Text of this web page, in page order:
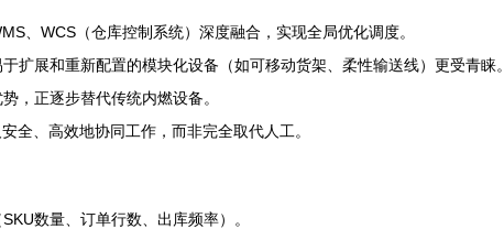
、WCS（仓库控制系统）深度融合，实现全局优化调度。
扩展和重新配置的模块化设备（如可移动货架、柔性输送线）更受青睐。
，正逐步替代传统内燃设备。
全、高效地协同工作，而非完全取代人工。
数量、订单行数、出库频率）。